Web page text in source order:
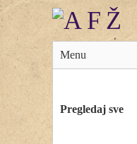
Menu
Pregledaj sve